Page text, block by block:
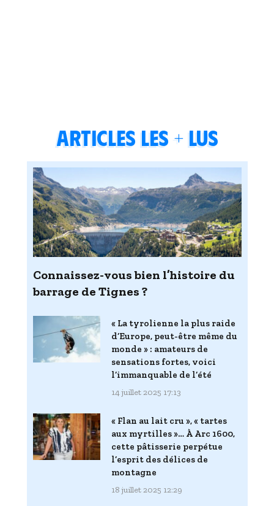
Articles les + lus
Connaissez-vous bien l’histoire du
barrage de Tignes ?
« La tyrolienne la plus raide
d’Europe, peut-être même du
monde » : amateurs de
sensations fortes, voici
l’immanquable de l’été
14 juillet 2025 17:13
« Flan au lait cru », « tartes
aux myrtilles »… À Arc 1600,
cette pâtisserie perpétue
l’esprit des délices de
montagne
18 juillet 2025 12:29